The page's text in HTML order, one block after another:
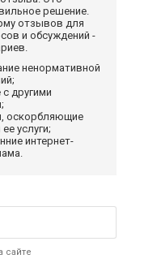
решение.
отзывов для
и обсуждений -
ненормативной
другими
оскорбляющие
услуги;
интернет-
сайте